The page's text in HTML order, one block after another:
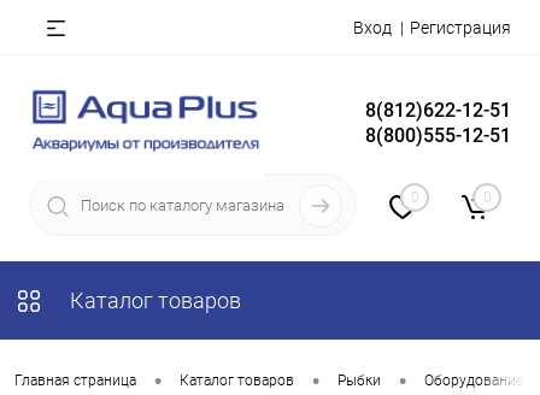
Вход Регистрация
8(812)622-12-51
8(800)555-12-51
0 0
Каталог товаров
Главная страница • Каталог товаров • Рыбки • Оборудование